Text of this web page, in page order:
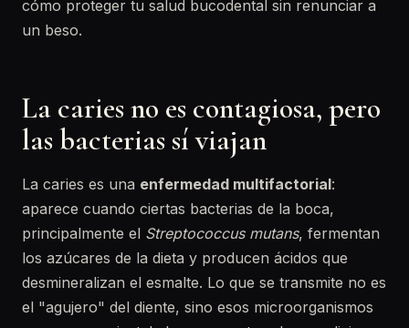
cómo proteger tu salud bucodental sin renunciar a
un beso.
La caries no es contagiosa, pero
las bacterias sí viajan
La caries es una enfermedad multifactorial:
aparece cuando ciertas bacterias de la boca,
principalmente el Streptococcus mutans, fermentan
los azúcares de la dieta y producen ácidos que
desmineralizan el esmalte. Lo que se transmite no es
el "agujero" del diente, sino esos microorganismos